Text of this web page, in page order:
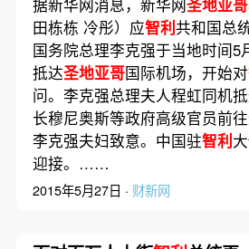
田栋栋 冷彤）应智利共和国总
国务院总理李克强于当地时间5
抵达圣地亚哥国际机场，开始对
问。李克强总理夫人程虹同机抵
长穆尼奥斯等政府高级官员前
李克强夫妇致意。中国驻智利
迎接。……
2015年5月27日 · 财新网